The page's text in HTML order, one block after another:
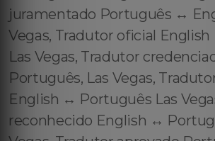
juramentado Português ↔️
Vegas, Tradutor oficial
Las Vegas, Tradutor
Português, Las Vegas,
English ↔️ Português Las
reconhecido English ↔️